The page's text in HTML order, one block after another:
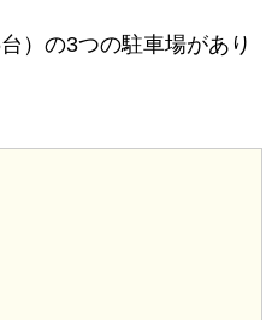
）の3つの駐車場があり